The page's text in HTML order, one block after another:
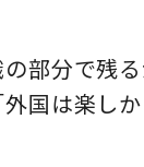
部分で残
国は楽し